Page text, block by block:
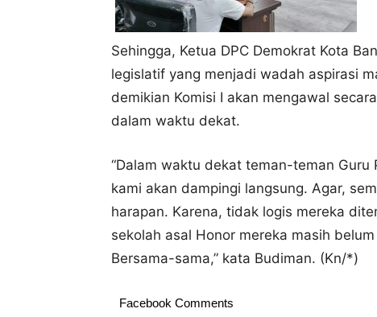
Sehingga, Ketua DPC Demokrat Kota
legislatif yang menjadi wadah aspirasi
demikian Komisi I akan mengawal
dalam waktu dekat.
“Dalam waktu dekat teman-teman Guru
kami akan dampingi langsung. Agar,
harapan. Karena, tidak logis mereka
sekolah asal Honor mereka masih
Bersama-sama,” kata Budiman. (Kn/*)
Facebook Comments